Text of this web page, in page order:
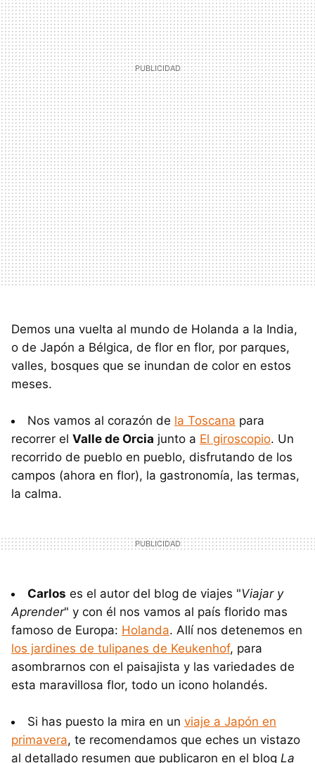
Demos una vuelta al mundo de Holanda a la India,
o de Japón a Bélgica, de flor en flor, por parques,
valles, bosques que se inundan de color en estos
meses.
Nos vamos al corazón de la Toscana para
recorrer el Valle de Orcia junto a El giroscopio. Un
recorrido de pueblo en pueblo, disfrutando de los
campos (ahora en flor), la gastronomía, las termas,
la calma.
Carlos es el autor del blog de viajes "Viajar y
Aprender" y con él nos vamos al país florido mas
famoso de Europa: Holanda. Allí nos detenemos en
los jardines de tulipanes de Keukenhof, para
asombrarnos con el paisajista y las variedades de
esta maravillosa flor, todo un icono holandés.
Si has puesto la mira en un viaje a Japón en
primavera, te recomendamos que eches un vistazo
al detallado resumen que publicaron en el blog La